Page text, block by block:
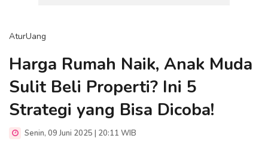
AturUang
Harga Rumah Naik, Anak Muda
Sulit Beli Properti? Ini 5
Strategi yang Bisa Dicoba!
Senin, 09 Juni 2025 | 20:11 WIB